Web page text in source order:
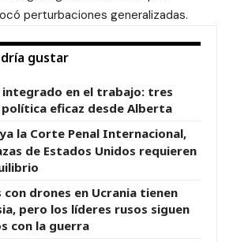
perturbaciones generalizadas.
gustar
integrado en el trabajo: tres
política eficaz desde Alberta
la Corte Penal Internacional,
de Estados Unidos requieren
con drones en Ucrania tienen
pero los líderes rusos siguen
con la guerra